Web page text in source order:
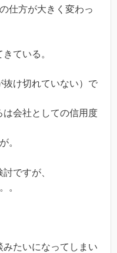
仕方が大きく変わっ
ている。
け切れていない）で
は会社としての信用度
。
ですが、
。
たいになってしまい